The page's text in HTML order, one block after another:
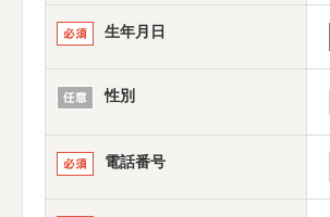
生年月日
性別
電話番号